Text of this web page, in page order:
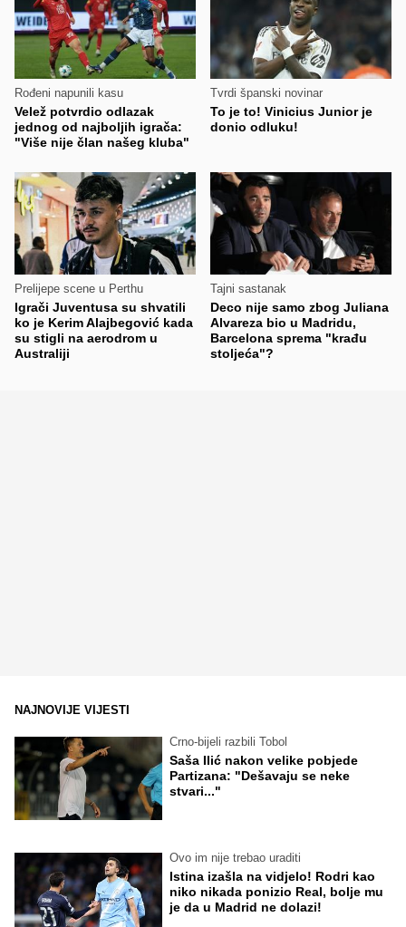
Rođeni napunili kasu
Velež potvrdio odlazak
jednog od najboljih igrača:
"Više nije član našeg kluba"
Tvrdi španski novinar
To je to! Vinicius Junior je
donio odluku!
Prelijepe scene u Perthu
Igrači Juventusa su shvatili
ko je Kerim Alajbegović kada
su stigli na aerodrom u
Australiji
Tajni sastanak
Deco nije samo zbog Juliana
Alvareza bio u Madridu,
Barcelona sprema "krađu
stoljeća"?
NAJNOVIJE VIJESTI
Crno-bijeli razbili Tobol
Saša Ilić nakon velike pobjede
Partizana: "Dešavaju se neke
stvari..."
Ovo im nije trebao uraditi
Istina izašla na vidjelo! Rodri kao
niko nikada ponizio Real, bolje mu
je da u Madrid ne dolazi!